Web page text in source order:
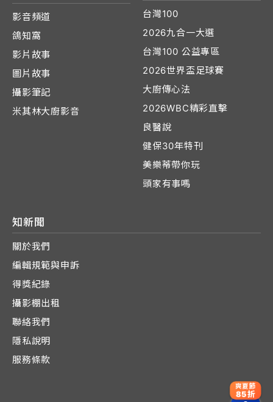
影音頻道
鴿知窩
影片故事
圖片故事
攝影筆記
米其林大廚影音
台灣100
2026九合一大選
台灣100 公益專區
2026世界盃足球賽
大廚傳心法
2026WBC精彩直擊
良醫說
健保30年特刊
美樂蒂帶你玩
頭家有事嗎
知新聞
關於我們
編輯規範與申訴
得獎紀錄
攝影棚出租
聯絡我們
隱私說明
服務條款
爽夏節
85折